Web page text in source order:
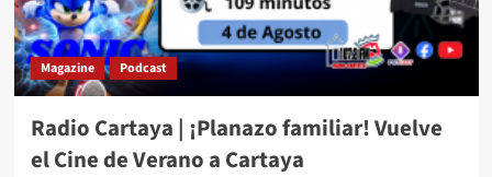
Magazine Podcast
Radio Cartaya | ¡Planazo familiar! Vuelve
el Cine de Verano a Cartaya